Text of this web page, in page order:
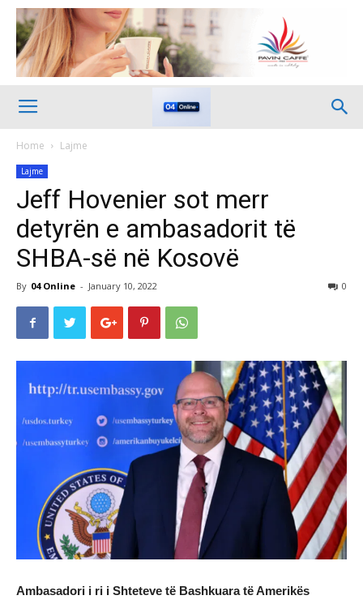
Home Lajme
Lajme
Jeff Hovenier sot merr
detyrën e ambasadorit të
SHBA-së në Kosovë
By 04 Online - January 10, 2022 0
Ambasadori i ri i Shteteve të Bashkuara të Amerikës